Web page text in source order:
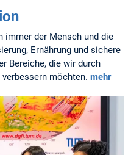
immer der Mensch und die
Ernährung und sichere
Bereiche, die wir durch
möchten. mehr